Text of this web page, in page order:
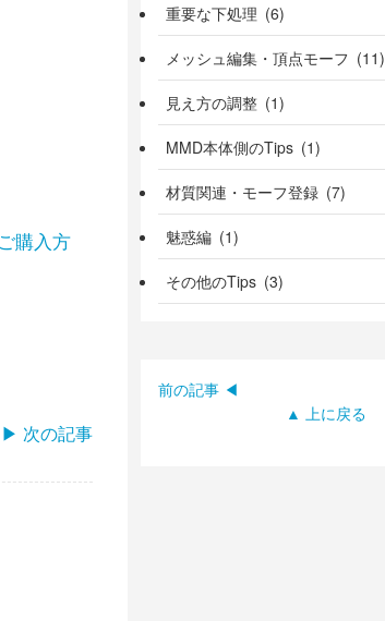
ご購入方
▶ 次の記事
重要な下処理 (6)
メッシュ編集・頂点モーフ (11)
見え方の調整 (1)
MMD本体側のTips (1)
材質関連・モーフ登録 (7)
魅惑編 (1)
その他のTips (3)
前の記事 ◀
▲ 上に戻る